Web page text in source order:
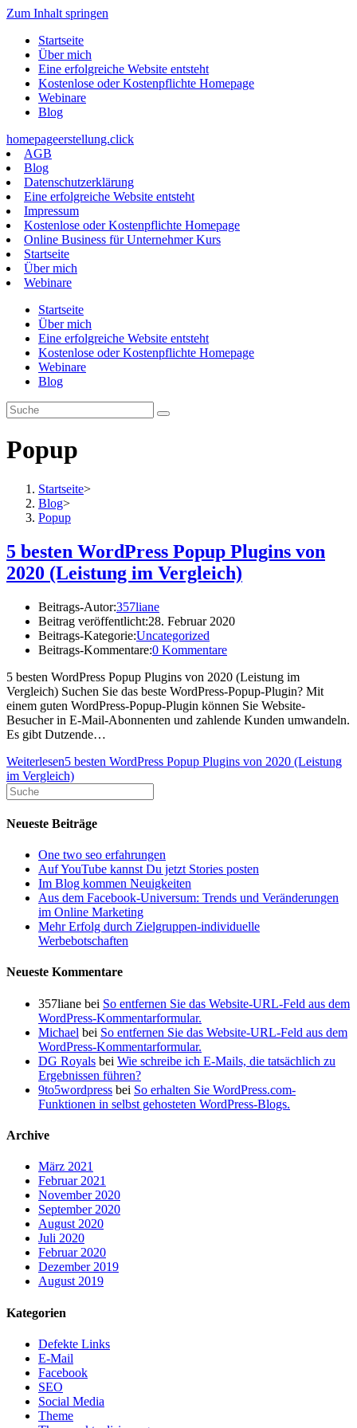
Zum Inhalt springen
Startseite
Über mich
Eine erfolgreiche Website entsteht
Kostenlose oder Kostenpflichte Homepage
Webinare
Blog
homepageerstellung.click
AGB
Blog
Datenschutzerklärung
Eine erfolgreiche Website entsteht
Impressum
Kostenlose oder Kostenpflichte Homepage
Online Business für Unternehmer Kurs
Startseite
Über mich
Webinare
Startseite
Über mich
Eine erfolgreiche Website entsteht
Kostenlose oder Kostenpflichte Homepage
Webinare
Blog
Popup
Startseite>
Blog>
Popup
5 besten WordPress Popup Plugins von
2020 (Leistung im Vergleich)
Beitrags-Autor:357liane
Beitrag veröffentlicht:28. Februar 2020
Beitrags-Kategorie:Uncategorized
Beitrags-Kommentare:0 Kommentare
5 besten WordPress Popup Plugins von 2020 (Leistung im
Vergleich) Suchen Sie das beste WordPress-Popup-Plugin? Mit
einem guten WordPress-Popup-Plugin können Sie Website-
Besucher in E-Mail-Abonnenten und zahlende Kunden umwandeln.
Es gibt Dutzende…
Weiterlesen5 besten WordPress Popup Plugins von 2020 (Leistung
im Vergleich)
Neueste Beiträge
One two seo erfahrungen
Auf YouTube kannst Du jetzt Stories posten
Im Blog kommen Neuigkeiten
Aus dem Facebook-Universum: Trends und Veränderungen
im Online Marketing
Mehr Erfolg durch Zielgruppen-individuelle
Werbebotschaften
Neueste Kommentare
357liane bei So entfernen Sie das Website-URL-Feld aus dem
WordPress-Kommentarformular.
Michael bei So entfernen Sie das Website-URL-Feld aus dem
WordPress-Kommentarformular.
DG Royals bei Wie schreibe ich E-Mails, die tatsächlich zu
Ergebnissen führen?
9to5wordpress bei So erhalten Sie WordPress.com-
Funktionen in selbst gehosteten WordPress-Blogs.
Archive
März 2021
Februar 2021
November 2020
September 2020
August 2020
Juli 2020
Februar 2020
Dezember 2019
August 2019
Kategorien
Defekte Links
E-Mail
Facebook
SEO
Social Media
Theme